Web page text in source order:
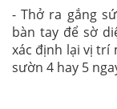
- Thở ra gắng
bàn tay để sờ
xác định lại vị trí
sườn 4 hay 5